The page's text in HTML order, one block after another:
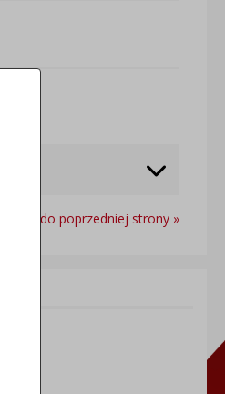
Powrót do poprzedniej strony »